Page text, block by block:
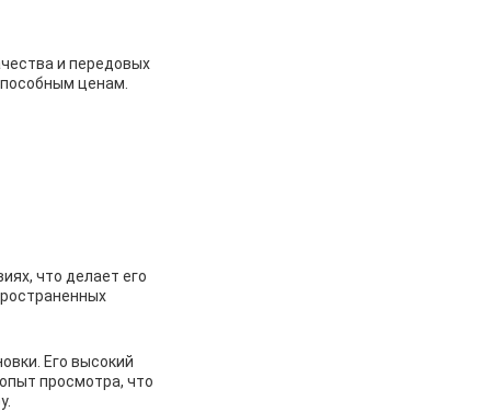
и передовых
ценам.
что делает его
Его высокий
просмотра, что